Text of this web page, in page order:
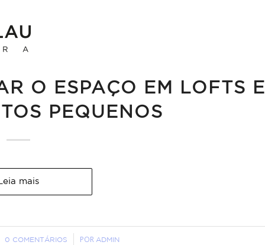
O ESPAÇO EM LOFTS E
PEQUENOS
Leia mais
0 COMENTÁRIOS
/ PORADMIN